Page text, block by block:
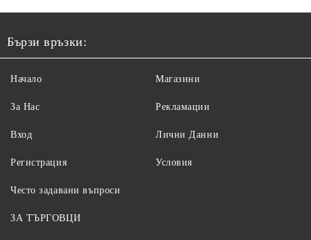
Бързи връзки:
Начало
За Нас
Вход
Регистрация
Магазини
Рекламации
Лични Данни
Условия
Често задавани въпроси
ЗА ТЪРГОВЦИ